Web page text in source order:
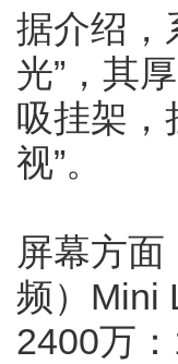
据介绍，
光”，其
吸挂架，
视”。
屏幕方
频）Mini
2400万